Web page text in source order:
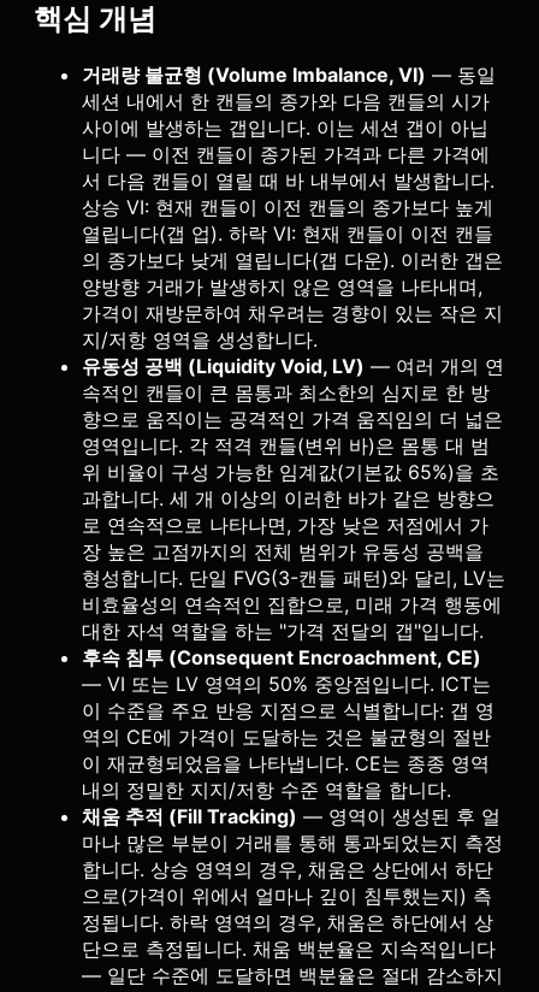
핵심 개념
거래량 불균형 (Volume Imbalance, VI) — 동일
세션 내에서 한 캔들의 종가와 다음 캔들의 시가
사이에 발생하는 갭입니다. 이는 세션 갭이 아닙
니다 — 이전 캔들이 종가된 가격과 다른 가격에
서 다음 캔들이 열릴 때 바 내부에서 발생합니다.
상승 VI: 현재 캔들이 이전 캔들의 종가보다 높게
열립니다(갭 업). 하락 VI: 현재 캔들이 이전 캔들
의 종가보다 낮게 열립니다(갭 다운). 이러한 갭은
양방향 거래가 발생하지 않은 영역을 나타내며,
가격이 재방문하여 채우려는 경향이 있는 작은 지
지/저항 영역을 생성합니다.
유동성 공백 (Liquidity Void, LV) — 여러 개의 연
속적인 캔들이 큰 몸통과 최소한의 심지로 한 방
향으로 움직이는 공격적인 가격 움직임의 더 넓은
영역입니다. 각 적격 캔들(변위 바)은 몸통 대 범
위 비율이 구성 가능한 임계값(기본값 65%)을 초
과합니다. 세 개 이상의 이러한 바가 같은 방향으
로 연속적으로 나타나면, 가장 낮은 저점에서 가
장 높은 고점까지의 전체 범위가 유동성 공백을
형성합니다. 단일 FVG(3-캔들 패턴)와 달리, LV는
비효율성의 연속적인 집합으로, 미래 가격 행동에
대한 자석 역할을 하는 "가격 전달의 갭"입니다.
후속 침투 (Consequent Encroachment, CE)
— VI 또는 LV 영역의 50% 중앙점입니다. ICT는
이 수준을 주요 반응 지점으로 식별합니다: 갭 영
역의 CE에 가격이 도달하는 것은 불균형의 절반
이 재균형되었음을 나타냅니다. CE는 종종 영역
내의 정밀한 지지/저항 수준 역할을 합니다.
채움 추적 (Fill Tracking) — 영역이 생성된 후 얼
마나 많은 부분이 거래를 통해 통과되었는지 측정
합니다. 상승 영역의 경우, 채움은 상단에서 하단
으로(가격이 위에서 얼마나 깊이 침투했는지) 측
정됩니다. 하락 영역의 경우, 채움은 하단에서 상
단으로 측정됩니다. 채움 백분율은 지속적입니다
— 일단 수준에 도달하면 백분율은 절대 감소하지